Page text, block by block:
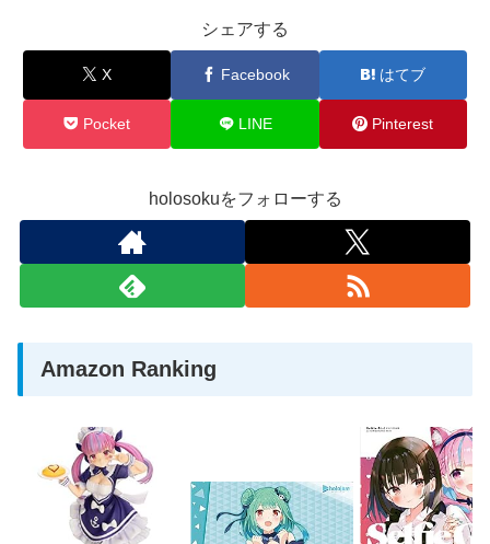
シェアする
X Facebook はてブ
Pocket LINE Pinterest
holosokuをフォローする
Amazon Ranking